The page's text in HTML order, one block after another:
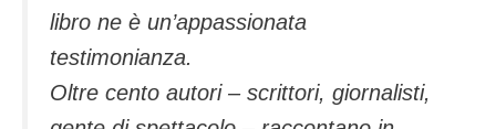
libro ne è un’appassionata
testimonianza.
Oltre cento autori – scrittori, giornalisti,